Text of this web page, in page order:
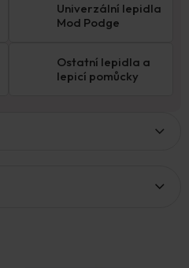
Univerzální lepidla
Mod Podge
Ostatní lepidla a
lepicí pomůcky